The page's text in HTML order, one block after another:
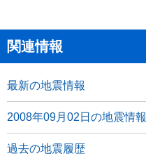
関連情報
最新の地震情報
2008年09月02日の地震情報
過去の地震履歴